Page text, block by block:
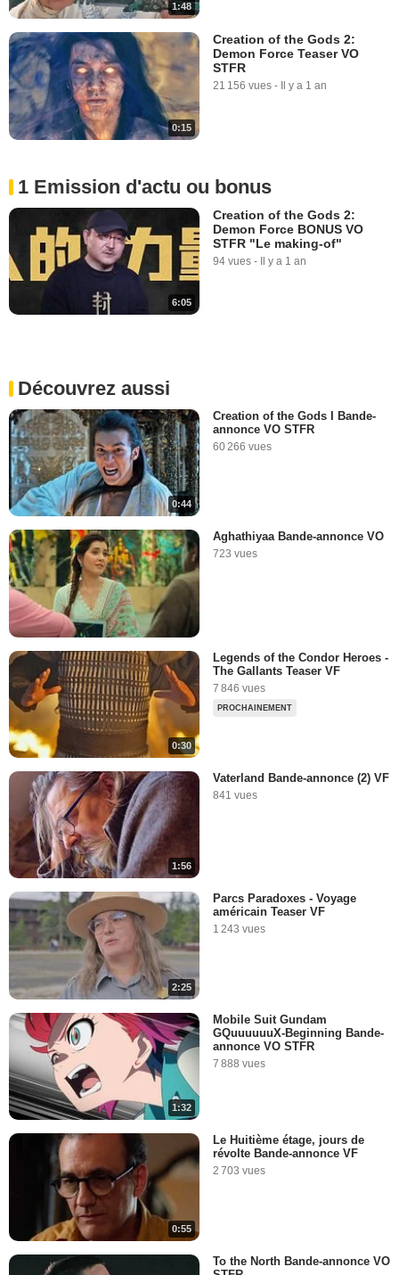
1:48
0:15
Creation of the Gods 2:
Demon Force Teaser VO
STFR
21 156 vues - Il y a 1 an
1 Emission d'actu ou bonus
6:05
Creation of the Gods 2:
Demon Force BONUS VO
STFR "Le making-of"
94 vues - Il y a 1 an
Découvrez aussi
0:44
Creation of the Gods I Bande-
annonce VO STFR
60 266 vues
Aghathiyaa Bande-annonce VO
723 vues
0:30
Legends of the Condor Heroes -
The Gallants Teaser VF
7 846 vues
PROCHAINEMENT
1:56
Vaterland Bande-annonce (2) VF
841 vues
2:25
Parcs Paradoxes - Voyage
américain Teaser VF
1 243 vues
1:32
Mobile Suit Gundam
GQuuuuuuX-Beginning Bande-
annonce VO STFR
7 888 vues
0:55
Le Huitième étage, jours de
révolte Bande-annonce VF
2 703 vues
To the North Bande-annonce VO